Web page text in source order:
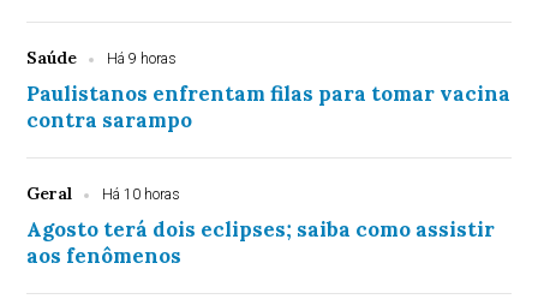
Saúde Há 9 horas
Paulistanos enfrentam filas para tomar vacina
contra sarampo
Geral Há 10 horas
Agosto terá dois eclipses; saiba como assistir
aos fenômenos